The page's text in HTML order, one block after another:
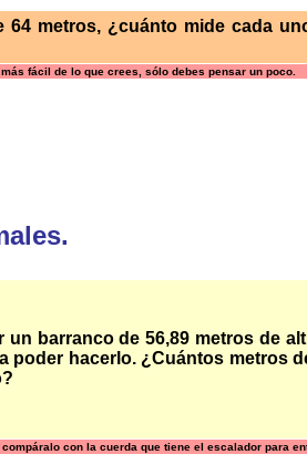
metros, ¿cuánto mide cada
fácil de lo que crees, sólo debes pensar un poco.
barranco de 56,89 metros de
poder hacerlo. ¿Cuántos metros
con la cuerda que tiene el escalador para